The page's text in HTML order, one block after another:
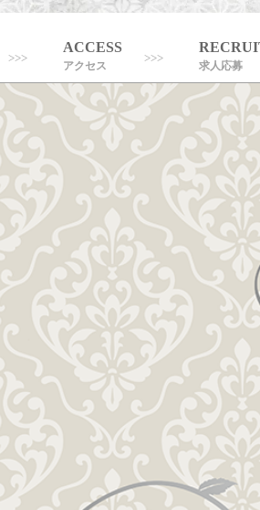
ACCESS
アクセス 求人応募